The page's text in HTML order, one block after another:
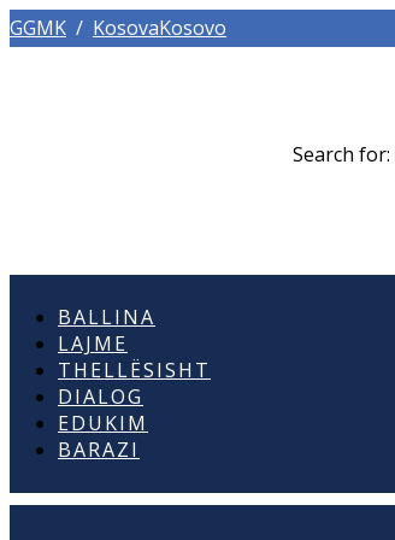
GGMK / KosovaKosovo
Search for:
BALLINA
LAJME
THELLËSISHT
DIALOG
EDUKIM
BARAZI